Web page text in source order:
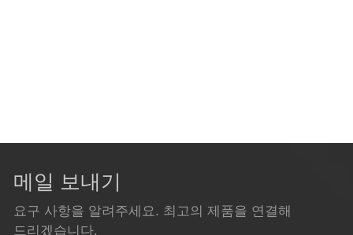
메일 보내기
요구 사항을 알려주세요. 최고의 제품을 연결해
드리겠습니다.